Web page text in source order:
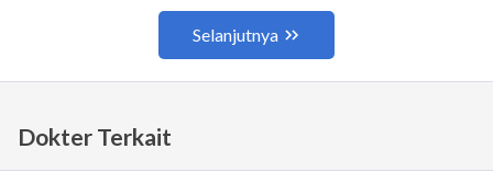
Dokter Terkait